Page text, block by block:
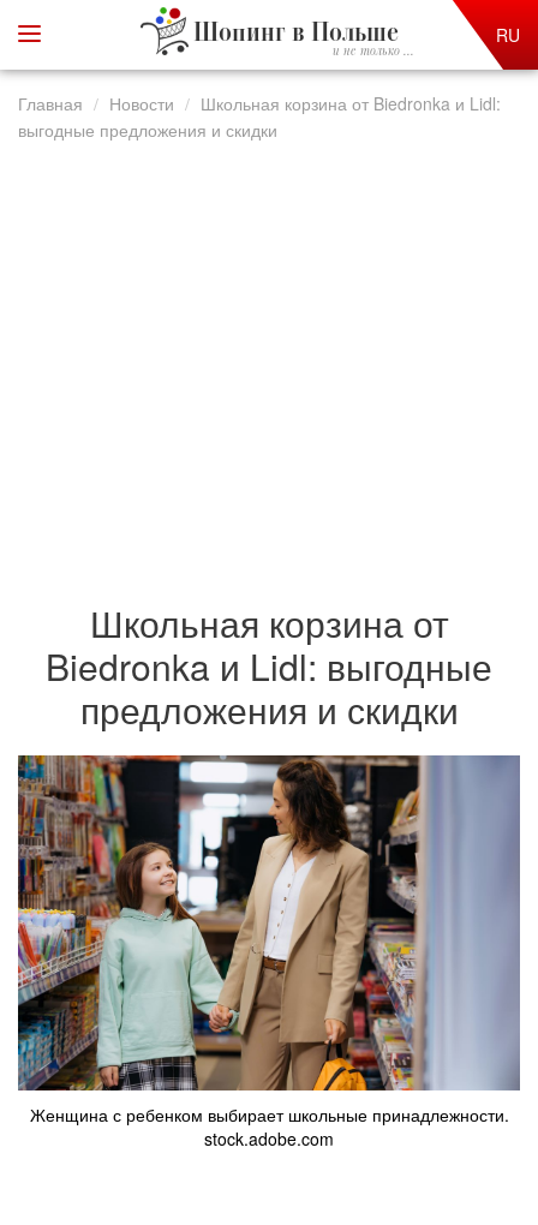
Шопинг в Польше
и не только ...
RU
Главная Новости
Школьная корзина от Biedronka и Lidl:
выгодные предложения и скидки
Школьная корзина от
Biedronka и Lidl: выгодные
предложения и скидки
Женщина с ребенком выбирает школьные принадлежности.
stock.adobe.com